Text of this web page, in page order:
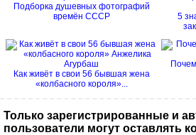
Подборка душевных фотографий
времён СССР
5
Как живёт в свои 56 бывшая жена
«колбасного короля»...
Только зарегистрированные и
пользователи могут оставлять